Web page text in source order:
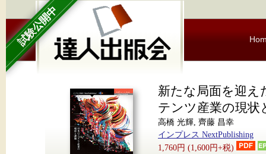
試験公開中
新たな局面を迎
テンツ産業の現状
高橋 光輝, 齊藤 昌幸
インプレス NextPublishing
1,760円 (1,600円+税)